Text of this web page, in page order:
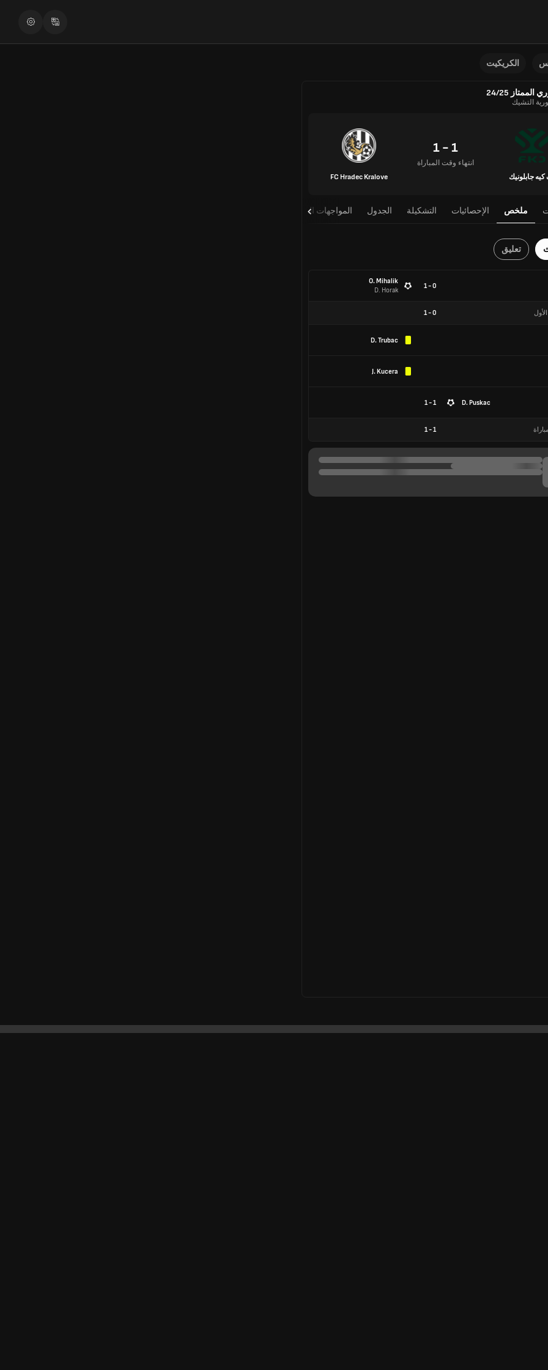
الكريكيت
الممتاز 24/25
التشيك
جابلونيك
1 - 1
انتهاء وقت المباراة
FC Hradec Kralove
ملخص الإحصائيات التشكيلة الجدول المواجهات المباشرة
تعليق
0 - 1
O. Mihalik
D. Horak
0
-
1
D. Trubac
J. Kucera
D. Puskac
1 - 1
1
-
1